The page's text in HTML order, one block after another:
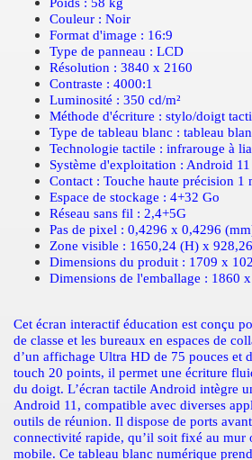
Couleur : Noir
Format d'image : 16:9
Type de panneau : LCD
Résolution : 3840 x 2160
Contraste : 4000:1
Luminosité : 350 cd/m²
Méthode d'écriture : stylo/doigt
Type de tableau blanc : tableau
Technologie tactile : infrarouge à
Système d'exploitation : Android 11
Contact : Touche haute précision 1
Espace de stockage : 4+32 Go
Réseau sans fil : 2,4+5G
Pas de pixel : 0,4296 x 0,4296
Zone visible : 1650,24 (H) x
Dimensions du produit : 1709 x
Dimensions de l'emballage : 1860
Cet écran interactif éducation est conçu
de classe et les bureaux en espaces de
d’un affichage Ultra HD de 75 pouces et
touch 20 points, il permet une écriture
du doigt. L’écran tactile Android intègre
Android 11, compatible avec diverses
outils de réunion. Il dispose de ports
connectivité rapide, qu’il soit fixé au mur
mobile. Ce tableau blanc numérique